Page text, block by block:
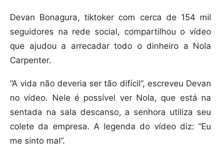
Devan Bonagura, tiktoker com cerca de 154 mil
seguidores na rede social, compartilhou o vídeo
que ajudou a arrecadar todo o dinheiro a Nola
Carpenter.
“A vida não deveria ser tão difícil”, escreveu Devan
no vídeo. Nele é possível ver Nola, que está na
sentada na sala descanso, a senhora utiliza seu
colete da empresa. A legenda do vídeo diz: “Eu
me sinto mal”.